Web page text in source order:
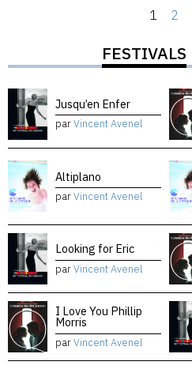
1 2
FESTIVALS
Jusqu’en Enfer
parVincent Avenel
Altiplano
parVincent Avenel
Looking for Eric
parVincent Avenel
I Love You Phillip
Morris
parVincent Avenel